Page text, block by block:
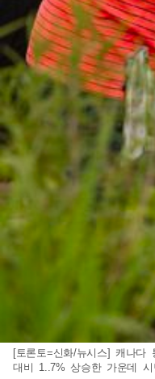
[토론토=신화/뉴시스] 캐나
대비 1..7% 상승한 가운데